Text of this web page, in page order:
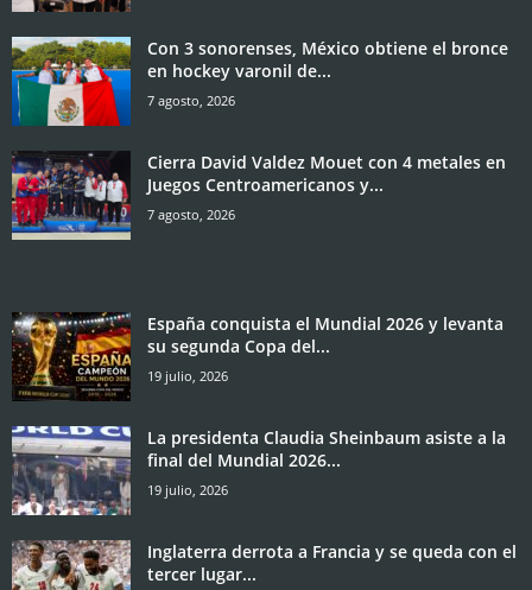
Con 3 sonorenses, México obtiene el bronce
en hockey varonil de...
7 agosto, 2026
Cierra David Valdez Mouet con 4 metales en
Juegos Centroamericanos y...
7 agosto, 2026
España conquista el Mundial 2026 y levanta
su segunda Copa del...
19 julio, 2026
La presidenta Claudia Sheinbaum asiste a la
final del Mundial 2026...
19 julio, 2026
Inglaterra derrota a Francia y se queda con el
tercer lugar...